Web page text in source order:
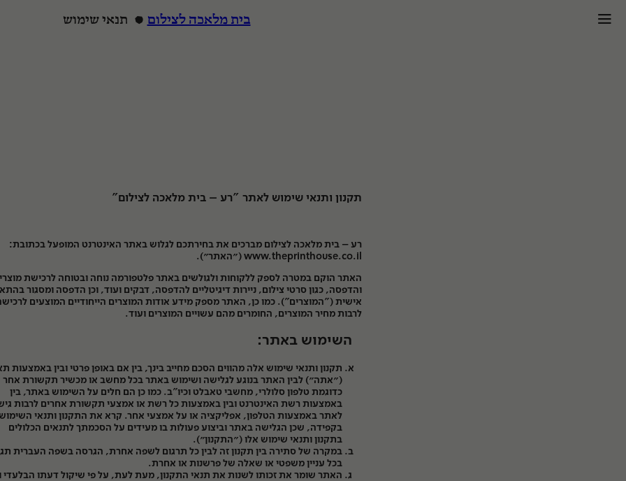
🍔 בית מלאכה לצילום תנאי שימוש
תקנון ותנאי שימוש לאתר "רע – בית מלאכה לצילום"
רע – בית מלאכה לצילום מברכים את בחירתכם לגלוש באתר האינטרנט המופעל בכתובת:
www.theprinthouse.co.il (״האתר״).
האתר הוקם במטרה לספק ללקוחות ולגולשים באתר פלטפורמה נוחה ובטוחה לרכישת מוצרי
והדפסה, כגון סרטי צילום, ניירות דיגיטליים להדפסה, דבקים ועוד, וכן הדפסה ומסגור
אישית ("המוצרים"). כמו כן, האתר מספק מידע אודות המוצרים הייחודיים המוצעים
לרבות מחיר המוצרים, החומרים מהם עשויים המוצרים ועוד.
השימוש באתר:
תקנון ותנאי שימוש אלה מהווים הסכם מחייב בינך, בין אם באופן פרטי ובין באמצעות
(״אתה״) לבין האתר בנוגע לגלישה ושימוש באתר בכל מחשב או מכשיר תקשורת אחר
כדוגמת טלפון סלולרי, מחשבי טאבלט וכיו"ב. כמו כן הם חלים על השימוש באתר, בין
באמצעות רשת האינטרנט ובין באמצעות כל רשת או אמצעי תקשורת אחרים לרבות
לאתר באמצעות הטלפון, אפליקציה או על אמצעי אחר. קרא את התקנון ותנאי השימוש
בקפידה, שכן הגלישה באתר וביצוע פעולות בו מעידים על הסכמתך לתנאים הכלולים
בתקנון ותנאי שימוש אלו (״התקנון״).
במקרה של סתירה בין תקנון זה לבין כל תרגום לשפה אחרת, הגרסה בשפה העברית
בכל עניין משפטי או שאלה של פרשנות או אחרת.
האתר שומר את זכותו לשנות את תנאי התקנון, מעת לעת, על פי שיקול דעתו הבלעדי
פיתוח סרטים
שירותים נוספים